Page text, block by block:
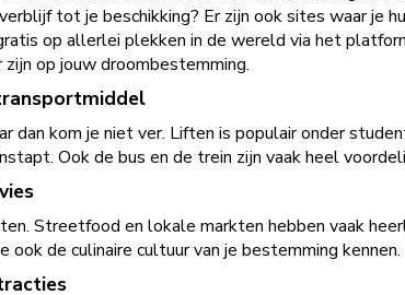
tot je beschikking? Er zijn ook sites waar je
op allerlei plekken in de wereld via het
op jouw droombestemming.
dan kom je niet ver. Liften is populair onder
Ook de bus en de trein zijn vaak heel
Streetfood en lokale markten hebben vaak
de culinaire cultuur van je bestemming kennen.